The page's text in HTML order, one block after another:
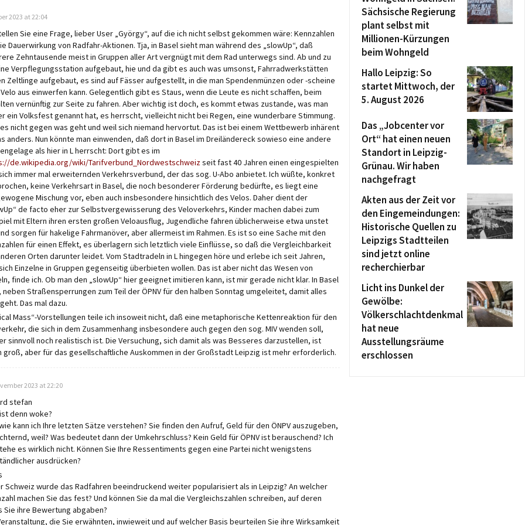
2023 at 22:04
Sie eine Frage, lieber User „György“, auf die ich nicht selbst gekommen wäre: Kennzahlen
Dauerwirkung von Radfahr-Aktionen. Tja, in Basel sieht man während des „slowUp“, daß
Zehntausende meist in Gruppen aller Art vergnügt mit dem Rad unterwegs sind. Ab und zu
Verpflegungsstation aufgebaut, hie und da gibt es auch was umsonst, Fahrradwerkstätten
Zeltlinge aufgebaut, es sind auf Fässer aufgestellt, in die man Spendenmünzen oder -scheine
aus einwerfen kann. Gelegentlich gibt es Staus, wenn die Leute es nicht schaffen, beim
vernünftig zur Seite zu fahren. Aber wichtig ist doch, es kommt etwas zustande, was man
ein Volksfest genannt hat, es herrscht, vielleicht nicht bei Regen, eine wunderbare Stimmung.
nicht gegen was geht und weil sich niemand hervortut. Das ist bei einem Wettbewerb inhärent
anders. Nun könnte man einwenden, daß dort in Basel im Dreiländereck sowieso eine andere
als hier in L herrscht: Dort gibt es im
de.wikipedia.org/wiki/Tarifverbund_Nordwestschweizseit fast 40 Jahren einen eingespielten
immer mal erweiternden Verkehrsverbund, der das sog. U-Abo anbietet. Ich wüßte, konkret
keine Verkehrsart in Basel, die noch besonderer Förderung bedürfte, es liegt eine
Mischung vor, eben auch insbesondere hinsichtlich des Velos. Daher dient der
de facto eher zur Selbstvergewisserung des Veloverkehrs, Kinder machen dabei zum
mit Eltern ihren ersten großen Veloausflug, Jugendliche fahren üblicherweise etwa unstet
sorgen für hakelige Fahrmanöver, aber allermeist im Rahmen. Es ist so eine Sache mit den
für einen Effekt, es überlagern sich letztlich viele Einflüsse, so daß die Vergleichbarkeit
Orten darunter leidet. Vom Stadtradeln in L hingegen höre und erlebe ich seit Jahren,
Einzelne in Gruppen gegenseitig überbieten wollen. Das ist aber nicht das Wesen von
finde ich. Ob man den „slowUp“ hier geeignet imitieren kann, ist mir gerade nicht klar. In Basel
neben Straßensperrungen zum Teil der ÖPNV für den halben Sonntag umgeleitet, damit alles
Das mal dazu.
Mass“-Vorstellungen teile ich insoweit nicht, daß eine metaphorische Kettenreaktion für den
die sich in dem Zusammenhang insbesondere auch gegen den sog. MIV wenden soll,
sinnvoll noch realistisch ist. Die Versuchung, sich damit als was Besseres darzustellen, ist
groß, aber für das gesellschaftliche Auskommen in der Großstadt Leipzig ist mehr erforderlich.
2023 at 22:20
stefan
denn woke?
kann ich Ihre letzten Sätze verstehen? Sie finden den Aufruf, Geld für den ÖNPV auszugeben,
weil? Was bedeutet dann der Umkehrschluss? Kein Geld für ÖPNV ist berauschend? Ich
es wirklich nicht. Können Sie Ihre Ressentiments gegen eine Partei nicht wenigstens
ausdrücken?
Schweiz wurde das Radfahren beeindruckend weiter popularisiert als in Leipzig? An welcher
machen Sie das fest? Und können Sie da mal die Vergleichszahlen schreiben, auf deren
Sie ihre Bewertung abgaben?
die Sie erwähnten, inwieweit und auf welcher Basis beurteilen Sie ihre Wirksamkeit
Sächsische Regierung
plant selbst mit
Millionen-Kürzungen
beim Wohngeld
Hallo Leipzig: So
startet Mittwoch, der
5. August 2026
Das „Jobcenter vor
Ort“ hat einen neuen
Standort in Leipzig-
Grünau. Wir haben
nachgefragt
Akten aus der Zeit vor
den Eingemeindungen:
Historische Quellen zu
Leipzigs Stadtteilen
sind jetzt online
recherchierbar
Licht ins Dunkel der
Gewölbe:
Völkerschlachtdenkmal
hat neue
Ausstellungsräume
erschlossen